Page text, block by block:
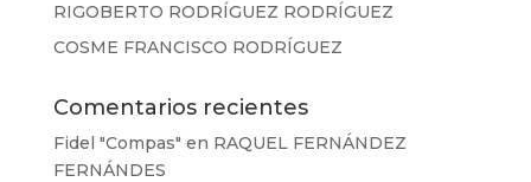
RIGOBERTO RODRÍGUEZ RODRÍGUEZ
COSME FRANCISCO RODRÍGUEZ
Comentarios recientes
Fidel "Compas" en RAQUEL FERNÁNDEZ
FERNÁNDES